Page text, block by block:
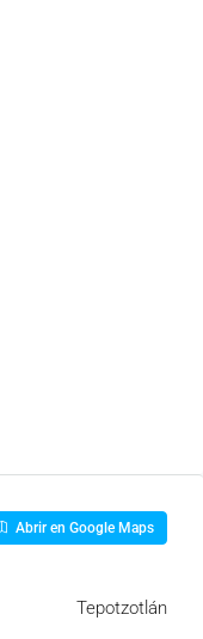
Abrir en Google Maps
Tepotzotlán